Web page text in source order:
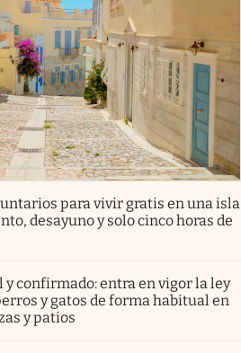
para vivir gratis en una isla
desayuno y solo cinco horas de
y confirmado: entra en vigor la ley
y gatos de forma habitual en
y patios